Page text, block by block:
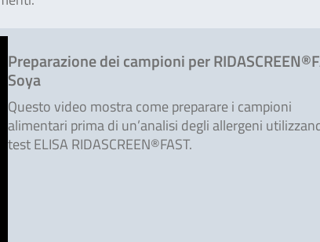
Preparazione dei campioni per
Soya
Questo video mostra come preparare i campioni
alimentari prima di un’analisi degli allergeni
test ELISA RIDASCREEN®FAST.